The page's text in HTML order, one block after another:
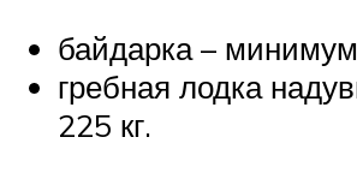
байдарка –
гребная лодка
225 кг.